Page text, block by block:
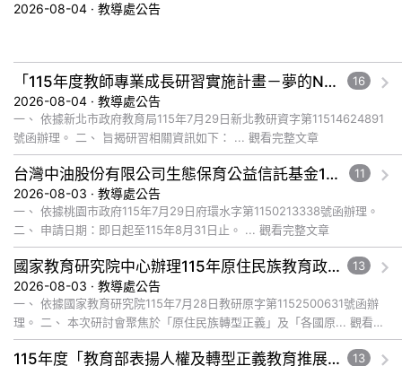
2026-08-04 · 教導處公告
「115年度教師專業成長研習實施計畫－夢的N次方素養工作坊新北場」計畫 16
2026-08-04 · 教導處公告
一、 依據新北市政府教育局115年7月29日新北教研資字第11514624891
號函辦理。 二、 旨揭研習相關資訊如下： ... 觀看完整文章
台灣中油股份有限公司生態保育公益信託基金116年度補助計畫徵件須知 11
2026-08-03 · 教導處公告
一、 依據桃園市政府115年7月29日府環水字第1150213338號函辦理。
二、 申請日期：即日起至115年8月31日止。 ... 觀看完整文章
國家教育研究院中心辦理115年原住民族教育政策研討會「原住民族教育國際趨勢與發展」 13
2026-08-03 · 教導處公告
一、 依據國家教育研究院115年7月28日教研原字第1152500631號函辦
理。 二、 本次研討會聚焦於「原住民族轉型正義」及「各國原... 觀看完
整文章
115年度「教育部表揚人權及轉型正義教育推展貢獻獎」實施計畫 13